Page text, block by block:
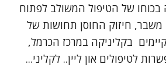
בכוחו של הטיפול המשולב לפתוח
חיזוק החוסן תחושות של
בקליניקה במרכז הכרמל,
לטיפולים און ליין.. לקליני...